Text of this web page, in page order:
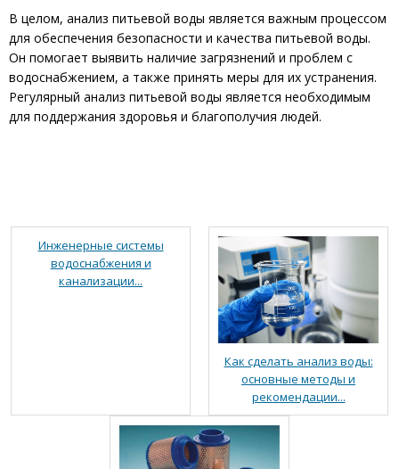
В целом, анализ питьевой воды является важным процессом
для обеспечения безопасности и качества питьевой воды.
Он помогает выявить наличие загрязнений и проблем с
водоснабжением, а также принять меры для их устранения.
Регулярный анализ питьевой воды является необходимым
для поддержания здоровья и благополучия людей.
Инженерные системы
водоснабжения и
канализации...
Как сделать анализ воды:
основные методы и
рекомендации...